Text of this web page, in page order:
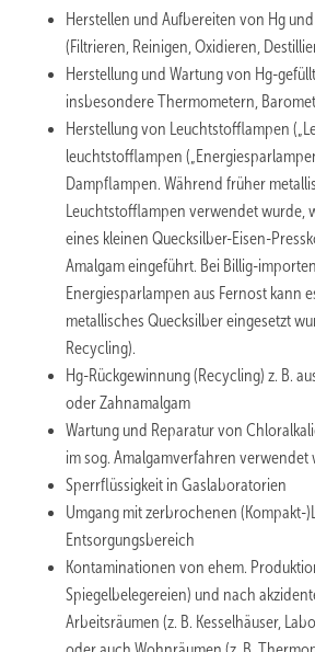
Herstellen und Aufbereiten von Hg
(Filtrieren, Reinigen, Oxidieren,
Herstellung und Wartung von Hg-
insbesondere Thermometern,
Herstellung von Leuchtstofflampen
leuchtstofflampen
Dampflampen. Während früher
Leuchtstofflampen verwendet wurde,
eines kleinen Quecksilber-Eisen-
Amalgam eingeführt. Bei Billig-
Energiesparlampen aus Fernost kann
metallisches Quecksilber eingesetzt
Recycling).
Hg-Rückgewinnung (Recycling) z. B.
oder Zahnamalgam
Wartung und Reparatur von
im sog. Amalgamverfahren verwendet
Sperrflüssigkeit in Gaslaboratorien
Umgang mit zerbrochenen (Kompakt-
Entsorgungsbereich
Kontaminationen von ehem.
Spiegelbelegereien) und nach
Arbeitsräumen (z. B. Kesselhäuser,